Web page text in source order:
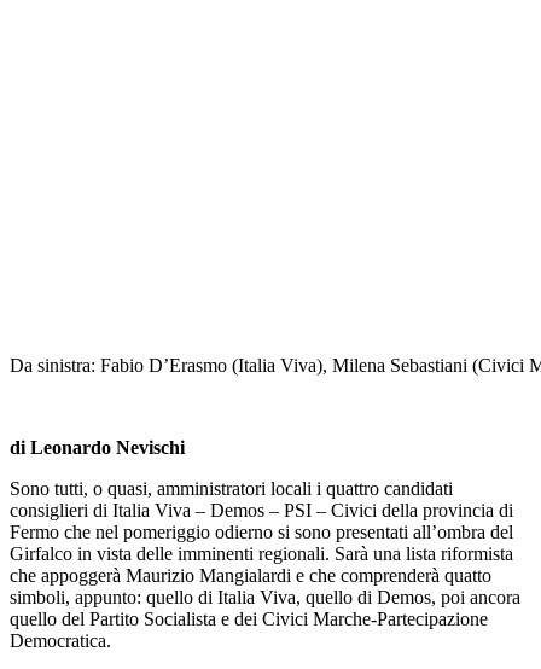
Da sinistra: Fabio D’Erasmo (Italia Viva), Milena Sebastiani (Civici
di Leonardo Nevischi
Sono tutti, o quasi, amministratori locali i quattro candidati
consiglieri di Italia Viva – Demos – PSI – Civici della provincia di
Fermo che nel pomeriggio odierno si sono presentati all’ombra del
Girfalco in vista delle imminenti regionali. Sarà una lista riformista
che appoggerà Maurizio Mangialardi e che comprenderà quatto
simboli, appunto: quello di Italia Viva, quello di Demos, poi ancora
quello del Partito Socialista e dei Civici Marche-Partecipazione
Democratica.